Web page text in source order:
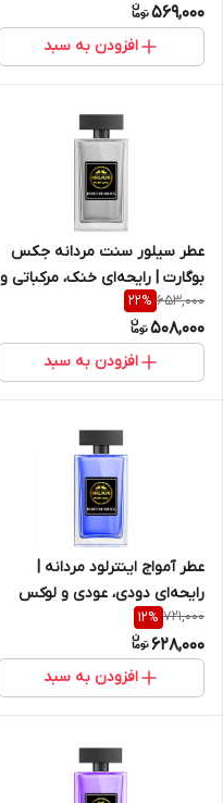
569,000
افزودن به سبد
عطر سیلور سنت مردانه جکس
بوگارت | رایحه‌ای خنک، مرکباتی و
آروماتیک
653,000
22%
508,000
افزودن به سبد
عطر آمواج اینترلود مردانه |
رایحه‌ای دودی، عودی و لوکس
721,000
12%
628,000
افزودن به سبد